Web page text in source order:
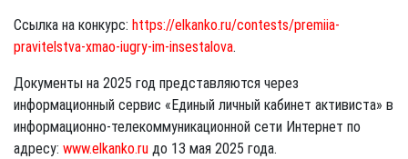
Ссылка на конкурс: https://elkanko.ru/contests/premiia-
pravitelstva-xmao-iugry-im-insestalova.
Документы на 2025 год представляются через
информационный сервис «Единый личный кабинет активиста» в
информационно-телекоммуникационной сети Интернет по
адресу: www.elkanko.ru до 13 мая 2025 года.